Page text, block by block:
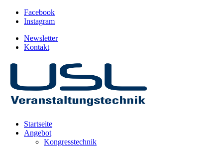
Facebook
Instagram
Newsletter
Kontakt
Startseite
Angebot
Kongresstechnik